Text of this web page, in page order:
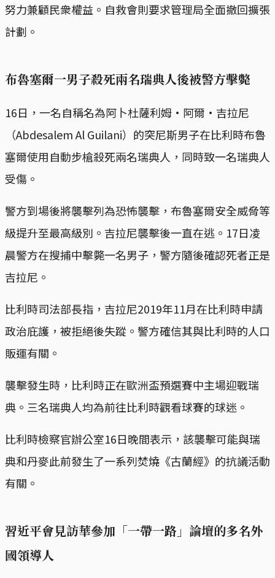
努力兼顧民衆權益。自救會則要求管理局全面撤回擴張
計劃。
布魯塞爾一男子殺死兩名瑞典人後被警方擊斃
16日，一名自稱名為阿卜杜薩利姆·阿爾·吉拉尼
（Abdesalem Al Guilani）的突尼斯男子在比利時布魯
塞爾使用自動步槍殺死兩名瑞典人，同時致一名瑞典人
受傷。
警方到場後將襲擊列為恐怖襲擊，布魯塞爾安全威脅等
級提升至最高級別。吉拉尼襲擊後一直在逃。17日凌
晨警方在搜捕中擊斃一名男子，警方隨後確認死者正是
吉拉尼。
比利時司法部長指，吉拉尼2019年11月在比利時申請
政治庇護，被拒絕後失蹤。警方確信其與比利時的人口
販運有關。
襲擊發生時，比利時正在歐洲盃預選賽中主場迎戰瑞
典。三名瑞典人均為前往比利時觀看球賽的球迷。
比利時檢察官辦公室16日晚間表示，該襲擊可能與瑞
典和丹麥此前發生了一系列焚燒《古蘭經》的抗議活動
有關。
習近平會見訪華參加「一帶一路」論壇的多名外
國領導人